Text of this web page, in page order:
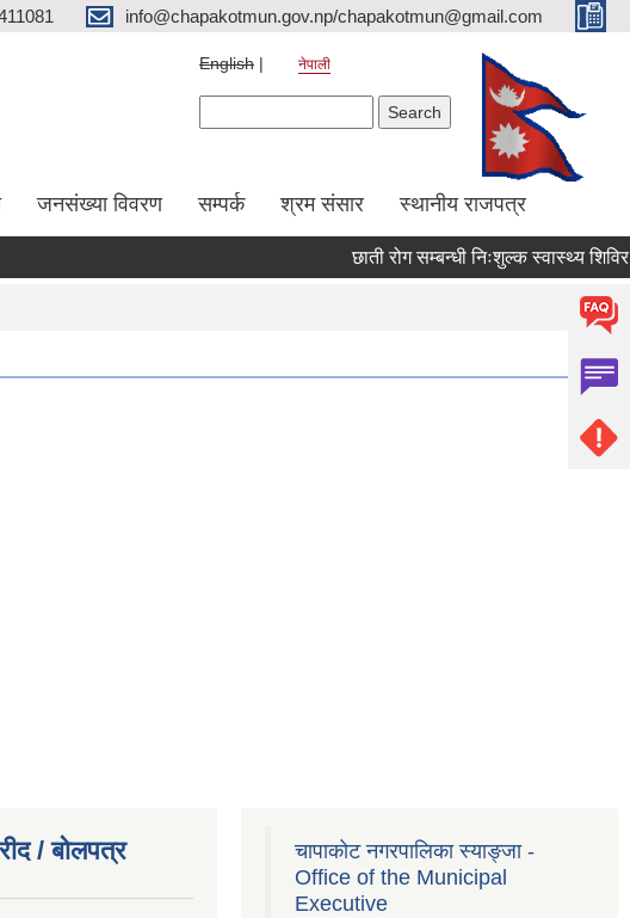
info@chapakotmun.gov.np/chapakotmun@gmail.com
English नेपाली
जनसंख्या विवरण सम्पर्क श्रम संसार स्थानीय राजपत्र
छाती रोग सम्बन्धी निःशुल्क स्वास्थ्य शिविर
/ बोलपत्र
चापाकोट नगरपालिका स्याङ्जा -
Office of the Municipal
Executive